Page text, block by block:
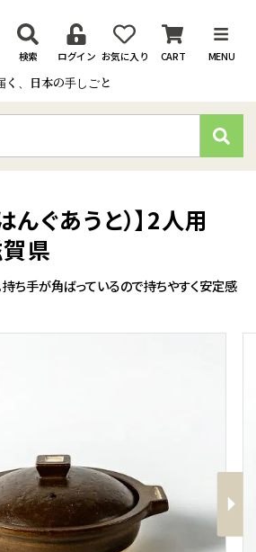
く、日本の手しごと
検索 ログイン お気に入り CART MENU
検
索
ち手が角ばっているので持ちやすく安定感
ぐあうと）】2人用
県